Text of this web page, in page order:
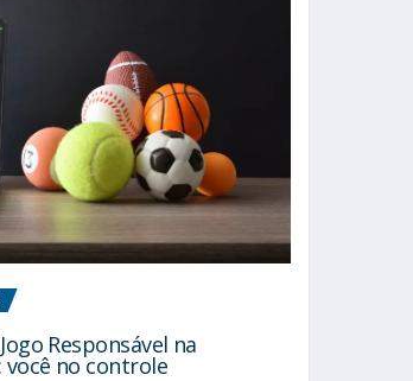
Responsável na
no controle